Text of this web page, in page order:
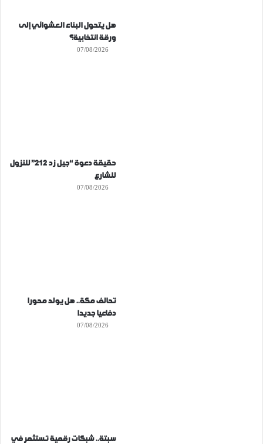
هل يتحول البناء العشوائي إلى
ورقة انتخابية؟
07/08/2026
حقيقة دعوة “جيل زد 212” للنزول
للشارع
07/08/2026
تحالف مكة.. هل يولد محورا
دفاعيا جديدا
07/08/2026
سبتة.. شبكات رقمية تستثمر في